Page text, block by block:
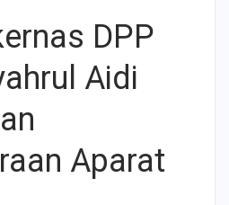
DPP
Aidi
Aparat